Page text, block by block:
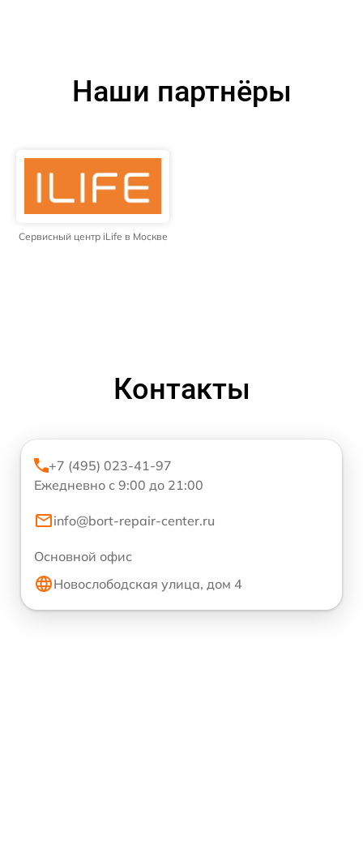
Наши партнёры
Сервисный центр iLife в Москве
Контакты
+7 (495) 023-41-97
Ежедневно с 9:00 до 21:00
info@bort-repair-center.ru
Основной офис
Новослободская улица, дом 4